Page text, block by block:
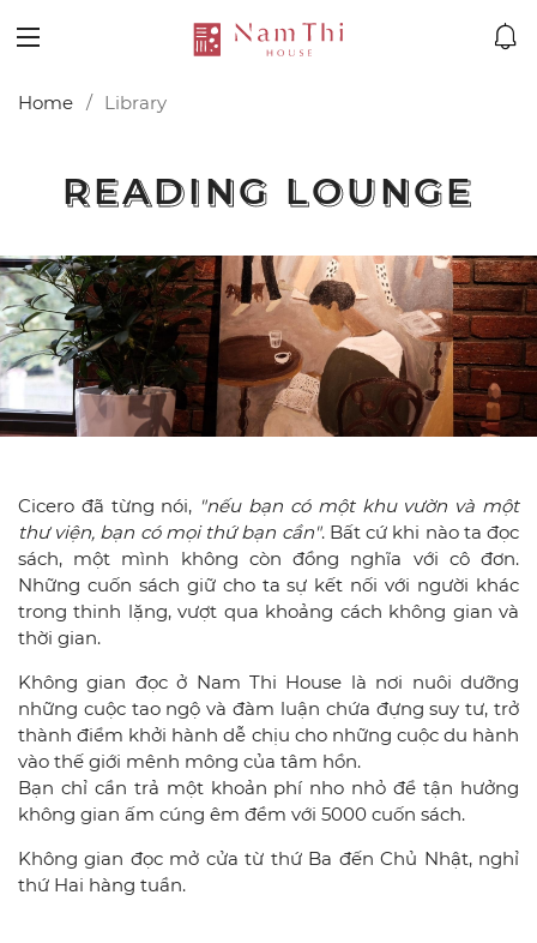
Home Library
READING LOUNGE
READING LOUNGE
Cicero đã từng nói, "nếu bạn có một khu vườn và một
thư viện, bạn có mọi thứ bạn cần". Bất cứ khi nào ta đọc
sách, một mình không còn đồng nghĩa với cô đơn.
Những cuốn sách giữ cho ta sự kết nối với người khác
trong thinh lặng, vượt qua khoảng cách không gian và
thời gian.
Không gian đọc ở Nam Thi House là nơi nuôi dưỡng
những cuộc tao ngộ và đàm luận chứa đựng suy tư, trở
thành điểm khởi hành dễ chịu cho những cuộc du hành
vào thế giới mênh mông của tâm hồn.
Bạn chỉ cần trả một khoản phí nho nhỏ để tận hưởng
không gian ấm cúng êm đềm với 5000 cuốn sách.
Không gian đọc mở cửa từ thứ Ba đến Chủ Nhật, nghỉ
thứ Hai hàng tuần.